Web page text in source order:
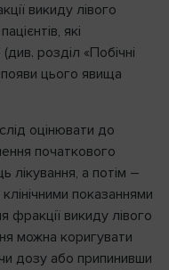
викиду лівого
які
розділ «Побічні
цього явища
оцінювати до
початкового
лікування, а потім –
показаннями
фракції викиду лівого
можна коригувати
дозу або припинивши